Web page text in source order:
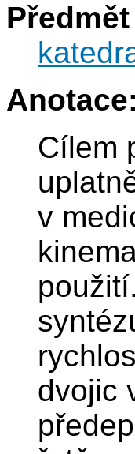
Anotace:
Cílem
v
dvojic